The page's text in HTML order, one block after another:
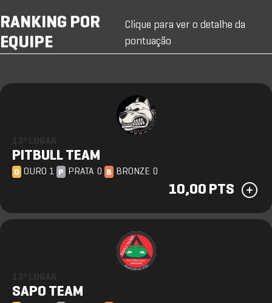
RANKING POR
EQUIPE
Clique para ver o detalhe da
pontuação
PITBULL TEAM
O OURO 1 P PRATA 0 B BRONZE 0
10,00 PTS
SAPO TEAM